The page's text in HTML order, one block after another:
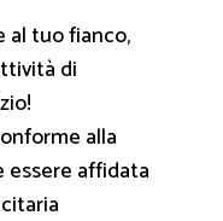
al tuo fianco,
di
alla
essere affidata